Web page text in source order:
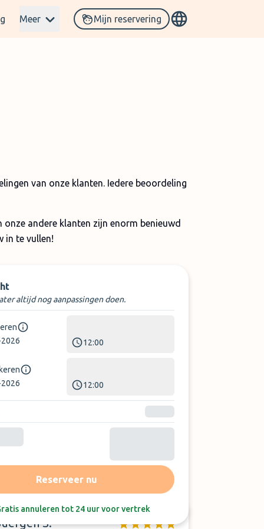
Meer Mijn reservering
van onze klanten. Iedere beoordeling
andere klanten zijn enorm benieuwd
in te vullen!
altijd nog aanpassingen doen.
12:00
12:00
Reserveer nu
annuleren tot 24 uur voor vertrek
Laatste beoordeling
S.